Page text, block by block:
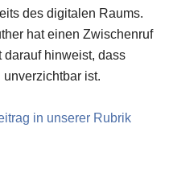
des digitalen Raums.
hat einen Zwischenruf
darauf hinweist, dass
ist.
in unserer Rubrik